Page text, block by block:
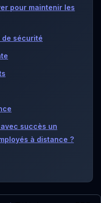
pour maintenir les
de sécurité
succès un
à distance ?